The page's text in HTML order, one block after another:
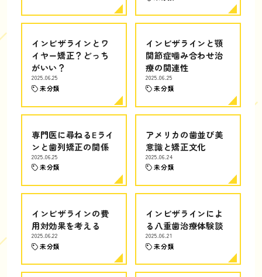
インビザラインとワ
イヤー矯正？どっち
がいい？
2025.06.25
未分類
インビザラインと顎
関節症噛み合わせ治
療の関連性
2025.06.25
未分類
専門医に尋ねるEライ
ンと歯列矯正の関係
2025.06.25
未分類
アメリカの歯並び美
意識と矯正文化
2025.06.24
未分類
インビザラインの費
用対効果を考える
2025.06.22
未分類
インビザラインによ
る八重歯治療体験談
2025.06.21
未分類